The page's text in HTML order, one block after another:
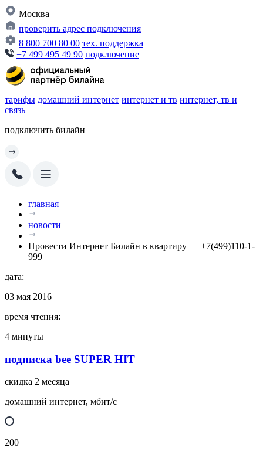
Москва
проверить адрес подключения
8 800 700 80 00 тех. поддержка
+7 499 495 49 90 подключение
тарифы домашний интернет интернет и тв интернет, тв и
связь
подключить билайн
главная
новости
Провести Интернет Билайн в квартиру — +7(499)110-1-
999
дата:
03 мая 2016
время чтения:
4 минуты
подписка bee SUPER HIT
скидка 2 месяца
домашний интернет, мбит/с
200